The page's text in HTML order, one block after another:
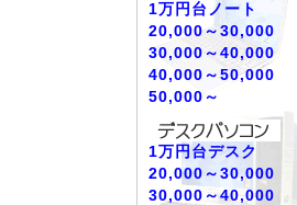
1万円台ノート
20,000～30,000
30,000～40,000
40,000～50,000
50,000～
1万円台デスク
20,000～30,000
30,000～40,000